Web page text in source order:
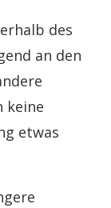
des
an den
keine
etwas